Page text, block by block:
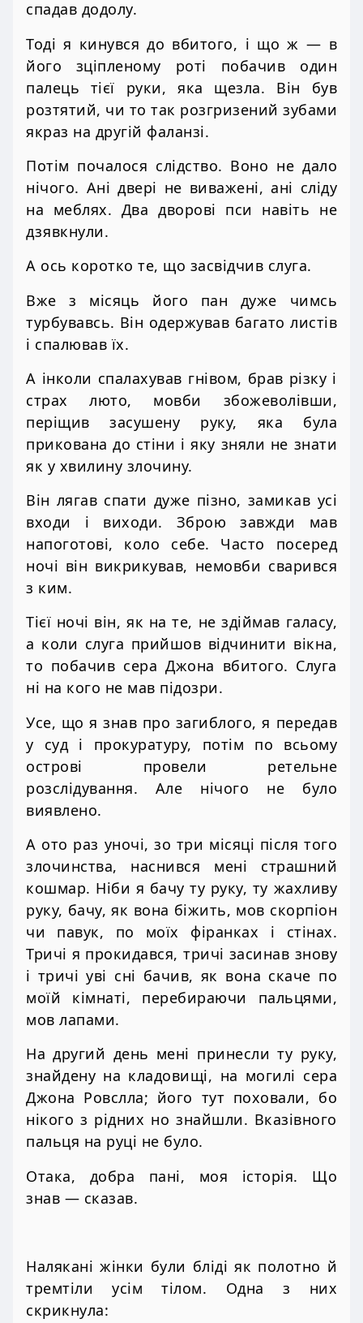
спадав додолу.
Тоді я кинувся до вбитого, і що ж — в
його зціпленому роті побачив один
палець тієї руки, яка щезла. Він був
розтятий, чи то так розгризений зубами
якраз на другій фаланзі.
Потім почалося слідство. Воно не дало
нічого. Ані двері не виважені, ані сліду
на меблях. Два дворові пси навіть не
дзявкнули.
А ось коротко те, що засвідчив слуга.
Вже з місяць його пан дуже чимсь
турбувавсь. Він одержував багато листів
і спалював їх.
А інколи спалахував гнівом, брав різку і
страх люто, мовби збожеволівши,
періщив засушену руку, яка була
прикована до стіни і яку зняли не знати
як у хвилину злочину.
Він лягав спати дуже пізно, замикав усі
входи і виходи. Зброю завжди мав
напоготові, коло себе. Часто посеред
ночі він викрикував, немовби сварився
з ким.
Тієї ночі він, як на те, не здіймав галасу,
а коли слуга прийшов відчинити вікна,
то побачив сера Джона вбитого. Слуга
ні на кого не мав підозри.
Усе, що я знав про загиблого, я передав
у суд і прокуратуру, потім по всьому
острові провели ретельне
розслідування. Але нічого не було
виявлено.
А ото раз уночі, зо три місяці після того
злочинства, наснився мені страшний
кошмар. Ніби я бачу ту руку, ту жахливу
руку, бачу, як вона біжить, мов скорпіон
чи павук, по моїх фіранках і стінах.
Тричі я прокидався, тричі засинав знову
і тричі уві сні бачив, як вона скаче по
моїй кімнаті, перебираючи пальцями,
мов лапами.
На другий день мені принесли ту руку,
знайдену на кладовищі, на могилі сера
Джона Ровслла; його тут поховали, бо
нікого з рідних но знайшли. Вказівного
пальця на руці не було.
Отака, добра пані, моя історія. Що
знав — сказав.
Налякані жінки були бліді як полотно й
тремтіли усім тілом. Одна з них
скрикнула: